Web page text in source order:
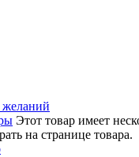
желаний
Этот товар имеет
на странице товара.